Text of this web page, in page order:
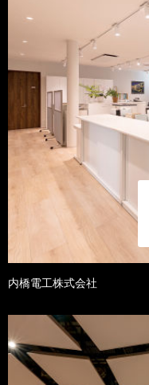
内橋電工株式会社